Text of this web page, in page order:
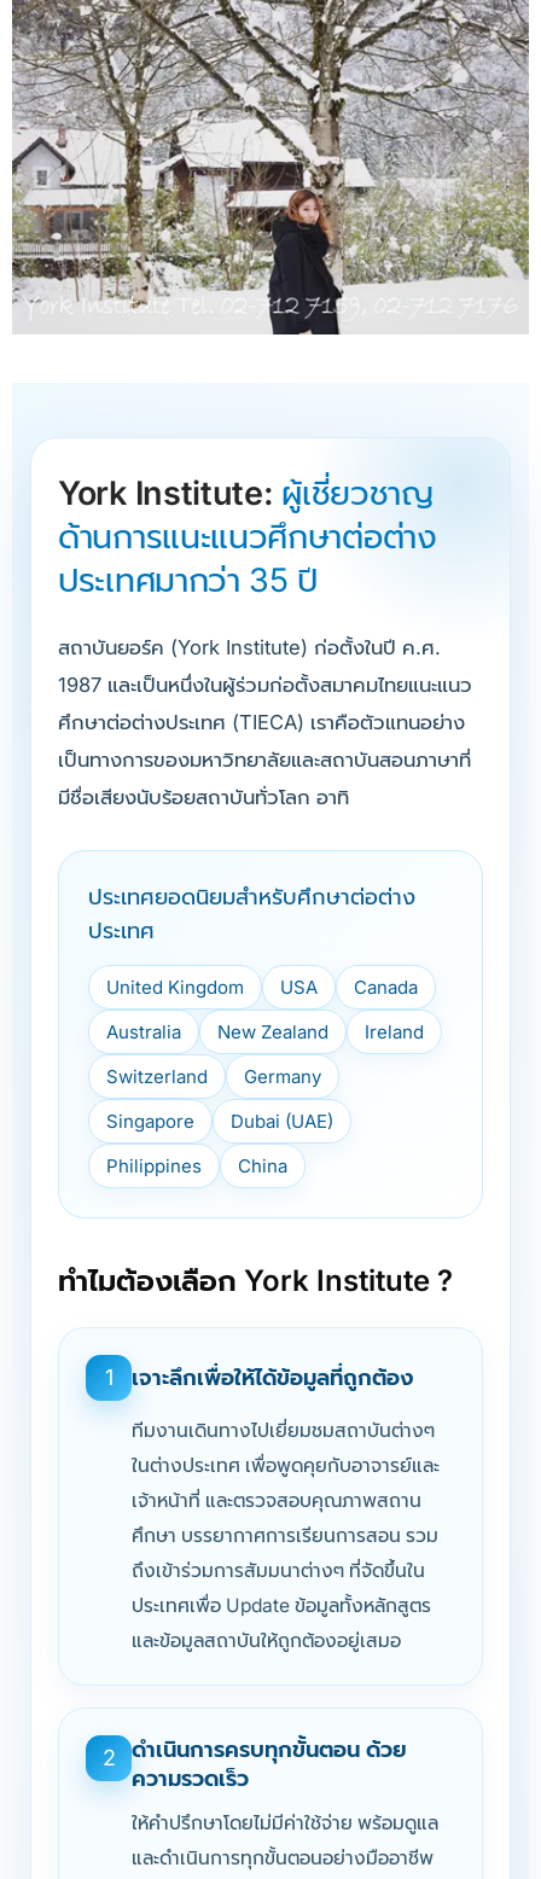
York Institute: ผู้เชี่ยวชาญ
ด้านการแนะแนวศึกษาต่อต่าง
ประเทศมากว่า 35 ปี
สถาบันยอร์ค (York Institute) ก่อตั้งในปี ค.ศ.
1987 และเป็นหนึ่งในผู้ร่วมก่อตั้งสมาคมไทยแนะแนว
ศึกษาต่อต่างประเทศ (TIECA) เราคือตัวแทนอย่าง
เป็นทางการของมหาวิทยาลัยและสถาบันสอนภาษาที่
มีชื่อเสียงนับร้อยสถาบันทั่วโลก อาทิ
ประเทศยอดนิยมสำหรับศึกษาต่อต่าง
ประเทศ
United Kingdom USA
Canada
Australia
New Zealand
Ireland
Switzerland
Germany
Singapore
Dubai (UAE)
Philippines
China
ทำไมต้องเลือก York Institute ?
1 เจาะลึกเพื่อให้ได้ข้อมูลที่ถูกต้อง
ทีมงานเดินทางไปเยี่ยมชมสถาบันต่างๆ
ในต่างประเทศ เพื่อพูดคุยกับอาจารย์และ
เจ้าหน้าที่ และตรวจสอบคุณภาพสถาน
ศึกษา บรรยากาศการเรียนการสอน รวม
ถึงเข้าร่วมการสัมมนาต่างๆ ที่จัดขึ้นใน
ประเทศเพื่อ Update ข้อมูลทั้งหลักสูตร
และข้อมูลสถาบันให้ถูกต้องอยู่เสมอ
2
ดำเนินการครบทุกขั้นตอน ด้วย
ความรวดเร็ว
ให้คำปรึกษาโดยไม่มีค่าใช้จ่าย พร้อมดูแล
และดำเนินการทุกขั้นตอนอย่างมืออาชีพ